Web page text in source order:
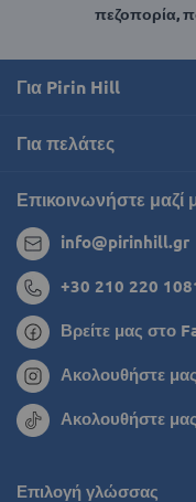
πεζοπορία,
Για Pirin Hill
Για πελάτες
Επικοινωνήστε μαζί
info@pirinhill.gr
+30 210 220
Βρείτε μας στο
Ακολουθήστε
Ακολουθήστε
Επιλογή γλώσσας